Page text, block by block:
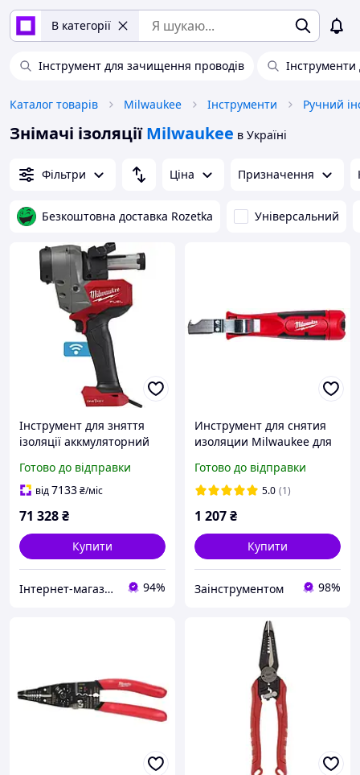
В категорії
Інструмент для зачищення проводів Інструменти
Каталог товарів Milwaukee Інструменти Ручний
Знімачі ізоляції Milwaukee в Україні
Фільтри Ціна Призначення
Безкоштовна доставка Rozetka Універсальний
Інструмент для зняття
ізоляції аккмуляторний
(кейс)
Готово до відправки
від7133₴/міс
71 328₴
Купити
Інтернет-магазин будівельних інструментів та садової техніки VolynTools 94%
Инструмент для снятия
изоляции Milwaukee для
4932498269
Готово до відправки
5.0 (1)
1 207₴
Купити
Заінструментом 98%